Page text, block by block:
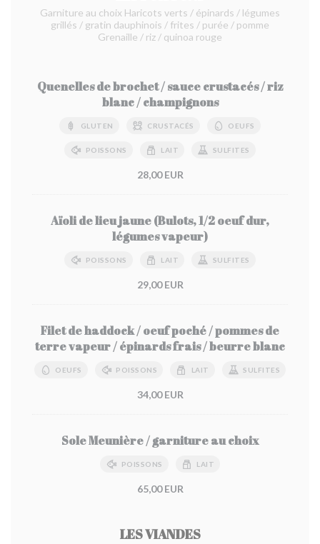
Garniture au choix Haricots verts / épinards / légumes
grillés / gratin dauphinois / frites / purée / pomme
Grenaille / riz / quinoa rouge
Quenelles de brochet / sauce crustacés / riz
blanc / champignons
GLUTEN CRUSTACÉS OEUFS
POISSONS LAIT SULFITES
28,00 EUR
Aïoli de lieu jaune (Bulots, 1/2 oeuf dur,
légumes vapeur)
POISSONS LAIT SULFITES
29,00 EUR
Filet de haddock / oeuf poché / pommes de
terre vapeur / épinards frais / beurre blanc
OEUFS POISSONS LAIT SULFITES
34,00 EUR
Sole Meunière / garniture au choix
POISSONS LAIT
65,00 EUR
LES VIANDES